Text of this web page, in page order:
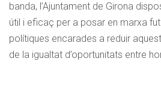
banda, l’Ajuntament de Girona
útil i eficaç per a posar en marxa
polítiques encarades a reduir
de la igualtat d’oportunitats entre